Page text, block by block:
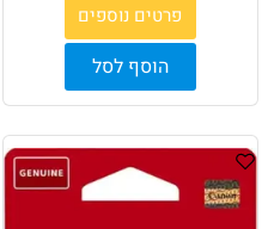
פרטים נוספים
הוסף לסל